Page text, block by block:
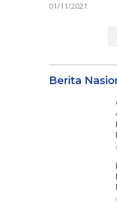
01/11/2021
Berita